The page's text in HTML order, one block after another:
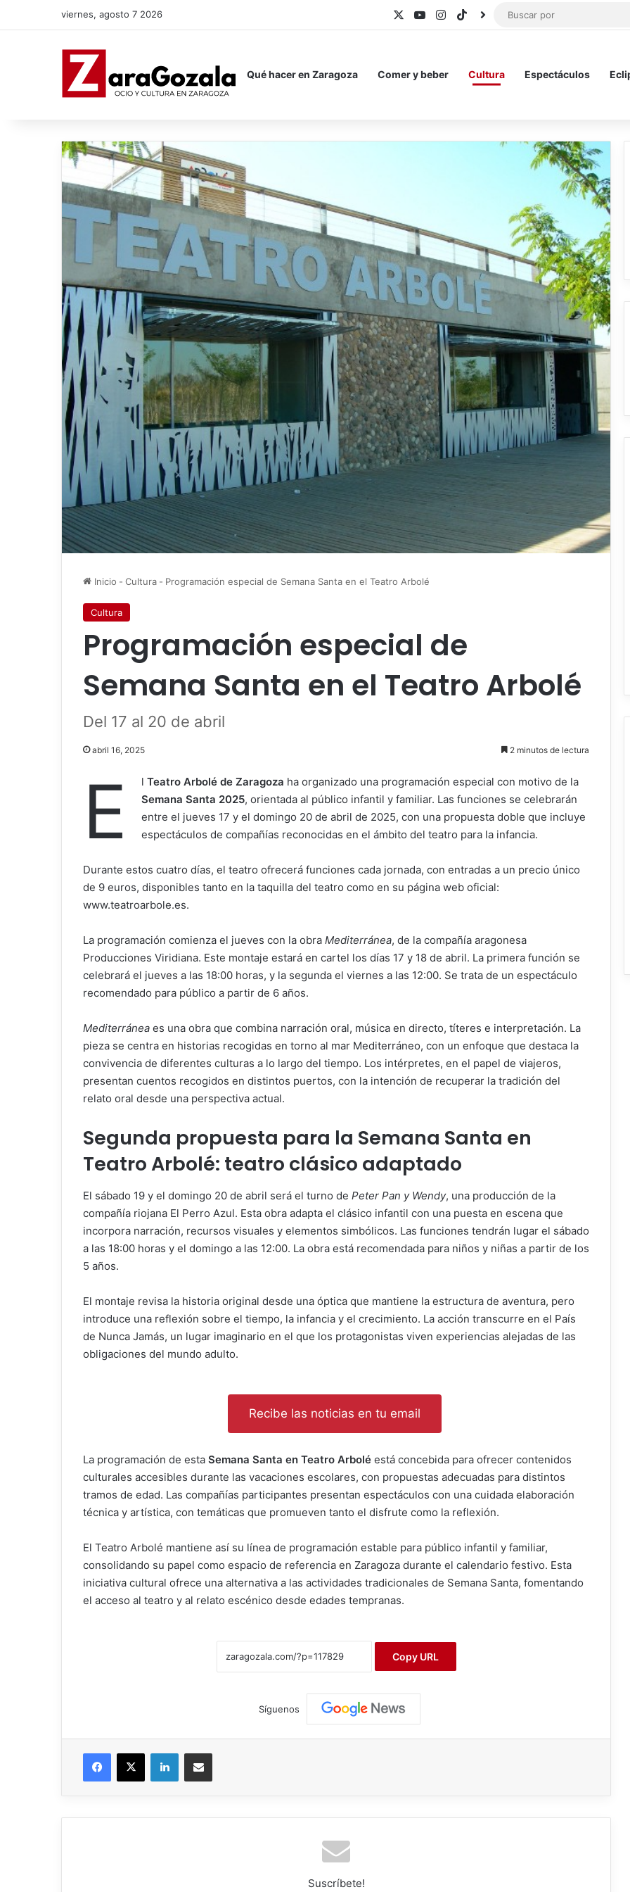
viernes, agosto 7 2026 YouTubeInstagram
TikTokBlueSky
Qué hacer en Zaragoza Comer y beber Cultura Espectáculos
Inicio - Cultura - Programación especial de Semana Santa en el Teatro Arbolé
Cultura
Programación especial de
Semana Santa en el Teatro Arbolé
Del 17 al 20 de abril
abril 16, 2025 2 minutos de lectura
E l Teatro Arbolé de Zaragoza ha organizado una programación especial con motivo de la
Semana Santa 2025, orientada al público infantil y familiar. Las funciones se celebrarán
entre el jueves 17 y el domingo 20 de abril de 2025, con una propuesta doble que incluye
espectáculos de compañías reconocidas en el ámbito del teatro para la infancia.
Durante estos cuatro días, el teatro ofrecerá funciones cada jornada, con entradas a un precio único
de 9 euros, disponibles tanto en la taquilla del teatro como en su página web oficial:
www.teatroarbole.es.
La programación comienza el jueves con la obra Mediterránea, de la compañía aragonesa
Producciones Viridiana. Este montaje estará en cartel los días 17 y 18 de abril. La primera función se
celebrará el jueves a las 18:00 horas, y la segunda el viernes a las 12:00. Se trata de un espectáculo
recomendado para público a partir de 6 años.
Mediterránea es una obra que combina narración oral, música en directo, títeres e interpretación. La
pieza se centra en historias recogidas en torno al mar Mediterráneo, con un enfoque que destaca la
convivencia de diferentes culturas a lo largo del tiempo. Los intérpretes, en el papel de viajeros,
presentan cuentos recogidos en distintos puertos, con la intención de recuperar la tradición del
relato oral desde una perspectiva actual.
Segunda propuesta para la Semana Santa en
Teatro Arbolé: teatro clásico adaptado
El sábado 19 y el domingo 20 de abril será el turno de Peter Pan y Wendy, una producción de la
compañía riojana El Perro Azul. Esta obra adapta el clásico infantil con una puesta en escena que
incorpora narración, recursos visuales y elementos simbólicos. Las funciones tendrán lugar el sábado
a las 18:00 horas y el domingo a las 12:00. La obra está recomendada para niños y niñas a partir de los
5 años.
El montaje revisa la historia original desde una óptica que mantiene la estructura de aventura, pero
introduce una reflexión sobre el tiempo, la infancia y el crecimiento. La acción transcurre en el País
de Nunca Jamás, un lugar imaginario en el que los protagonistas viven experiencias alejadas de las
obligaciones del mundo adulto.
Recibe las noticias en tu email
La programación de esta Semana Santa en Teatro Arbolé está concebida para ofrecer contenidos
culturales accesibles durante las vacaciones escolares, con propuestas adecuadas para distintos
tramos de edad. Las compañías participantes presentan espectáculos con una cuidada elaboración
técnica y artística, con temáticas que promueven tanto el disfrute como la reflexión.
El Teatro Arbolé mantiene así su línea de programación estable para público infantil y familiar,
consolidando su papel como espacio de referencia en Zaragoza durante el calendario festivo. Esta
iniciativa cultural ofrece una alternativa a las actividades tradicionales de Semana Santa, fomentando
el acceso al teatro y al relato escénico desde edades tempranas.
Copy URL
Síguenos
Suscríbete!